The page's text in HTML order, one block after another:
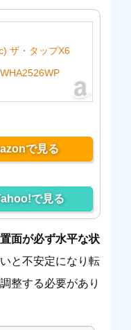
ザ・タップX6
で見る
で見る
面が必ず水平な状
と不安定になり転
整する必要があり